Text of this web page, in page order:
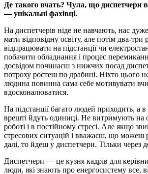
Де такого вчать? Чула, що диспетчери в
— унікальні фахівці.
На диспетчерів ніде не навчають, нас
мати відповідну освіту, але потім два-три
відпрацювати на підстанції чи
побачити обладнання і процес
досвідом починаєш з нижчих посад
потроху ростеш по драбині. Ніхто цього
людина повинна сама себе мотивувати
вдосконалюватися.
На підстанції багато людей приходить, а
врешті йдуть одиниці. Не витримують на
роботі і в постійному стресі. Але якщо
стресових ситуацій і вважаєш, що можеш
далі, то йдеш у диспетчери. Тільки через
Диспетчери — це кузня кадрів для
люди, які знають про енергосистему все,